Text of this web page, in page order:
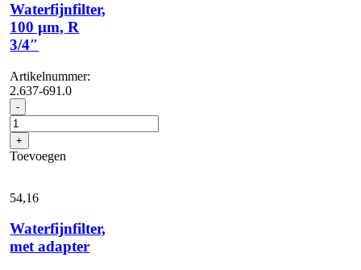
Waterfijnfilter,
100 μm, R
3/4″
Artikelnummer:
2.637-691.0
- Waterfijnfilter,
100
μm,
R
3/4"
+
Toevoegen
54,16
Waterfijnfilter,
met adapter